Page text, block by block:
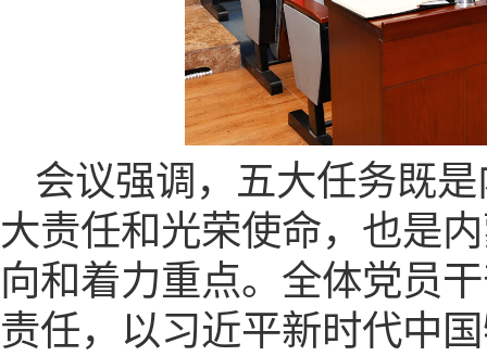
会议强调，五大任务既
大责任和光荣使命，也是
向和着力重点。全体党员
责任，以习近平新时代中